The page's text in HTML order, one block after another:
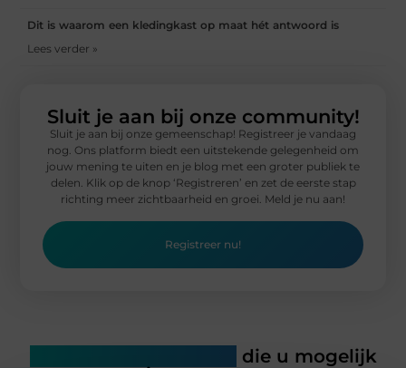
Dit is waarom een kledingkast op maat hét antwoord is
Lees verder »
Sluit je aan bij onze community!
Sluit je aan bij onze gemeenschap! Registreer je vandaag
nog. Ons platform biedt een uitstekende gelegenheid om
jouw mening te uiten en je blog met een groter publiek te
delen. Klik op de knop ‘Registreren’ en zet de eerste stap
richting meer zichtbaarheid en groei. Meld je nu aan!
Registreer nu!
die u mogelijk